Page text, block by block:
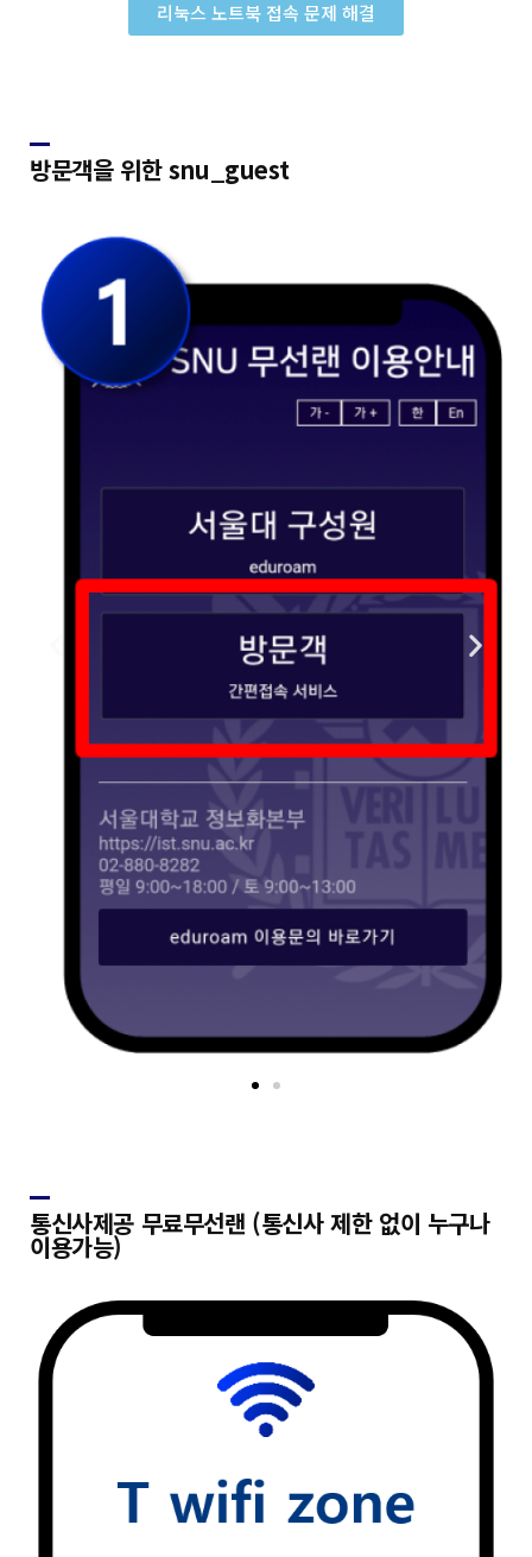
리눅스 노트북 접속 문제 해결
방문객을 위한 snu_guest
통신사제공 무료무선랜 (통신사 제한 없이 누구나
이용가능)